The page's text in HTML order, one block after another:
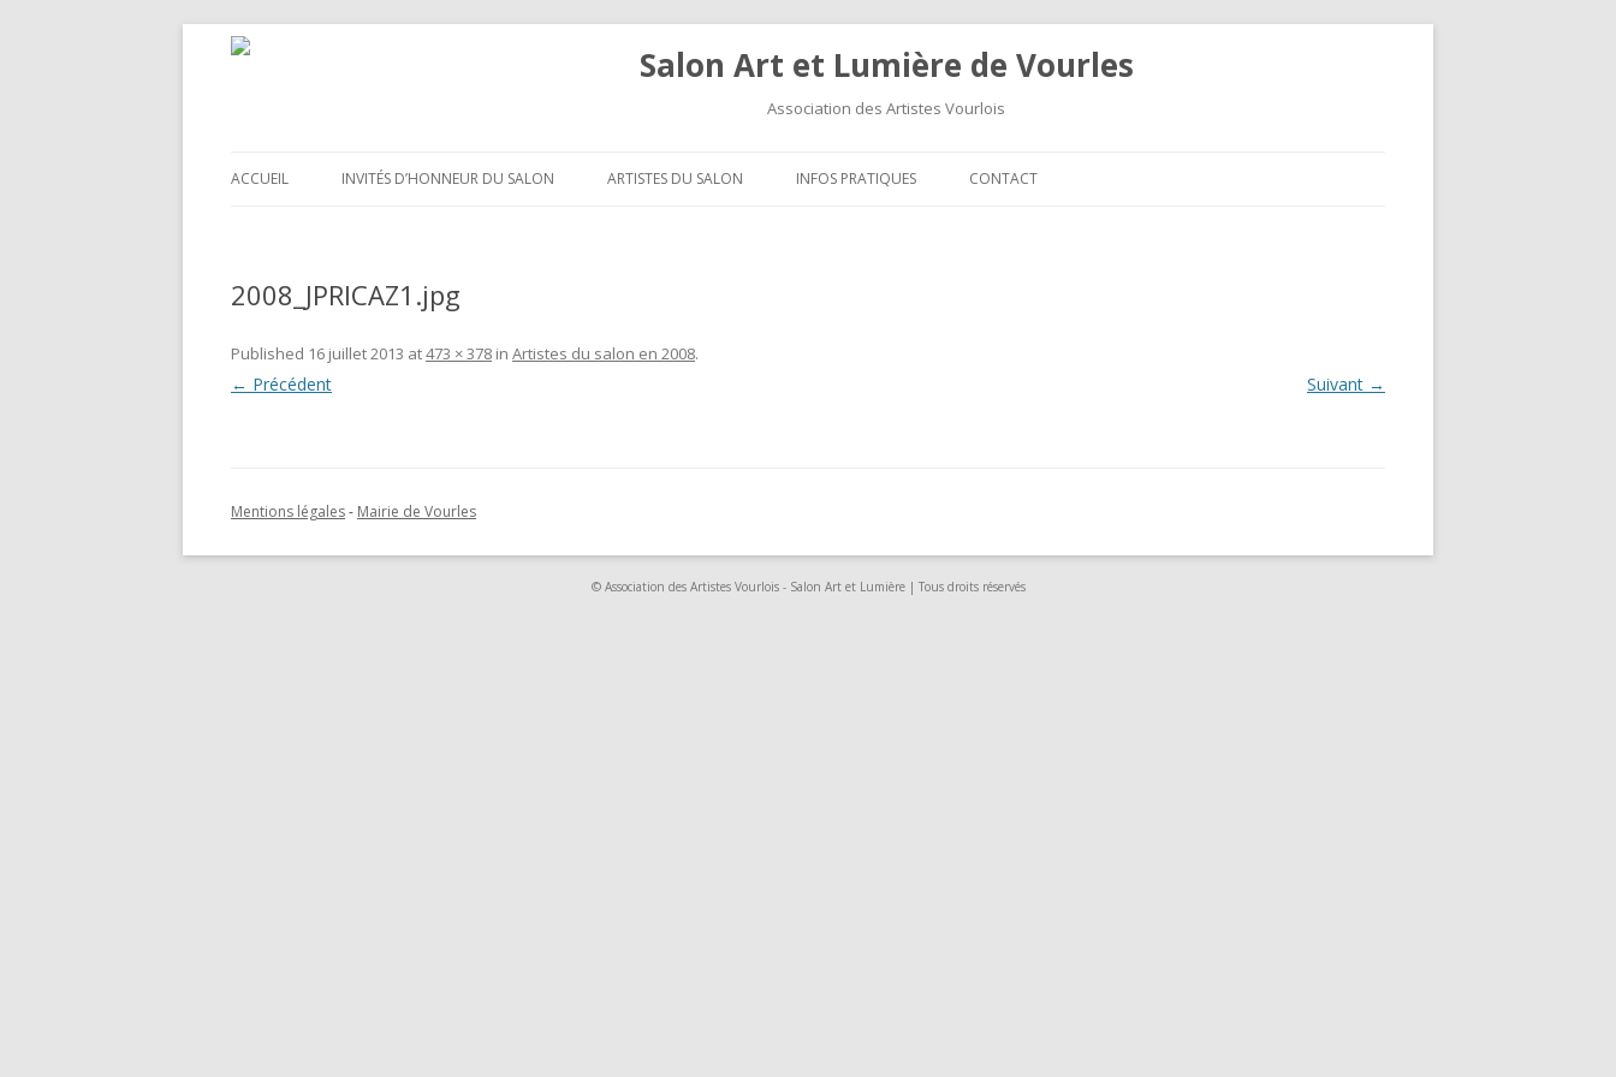
Salon Art et Lumière de Vourles
Association des Artistes Vourlois
ACCUEIL INVITÉS D’HONNEUR DU SALON ARTISTES DU SALON INFOS PRATIQUES CONTACT
2008_JPRICAZ1.jpg
Published 16 juillet 2013 at473 × 378 in Artistes du salon en 2008.
← Précédent Suivant →
Mentions légales- Mairie de Vourles
© Association des Artistes Vourlois - Salon Art et Lumière | Tous droits réservés